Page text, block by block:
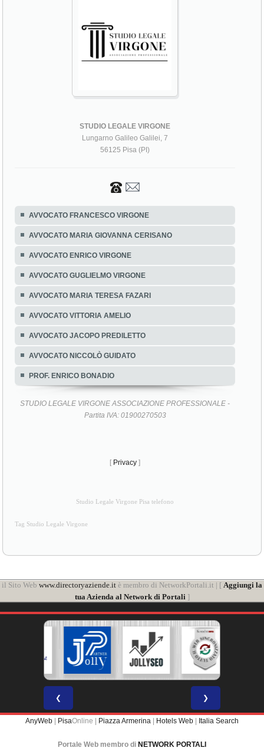
STUDIO LEGALE VIRGONE
Lungarno Galileo Galilei, 7
56125 Pisa (PI)
AVVOCATO FRANCESCO VIRGONE
AVVOCATO MARIA GIOVANNA CERISANO
AVVOCATO ENRICO VIRGONE
AVVOCATO GUGLIELMO VIRGONE
AVVOCATO MARIA TERESA FAZARI
AVVOCATO VITTORIA AMELIO
AVVOCATO JACOPO PREDILETTO
AVVOCATO NICCOLÒ GUIDATO
PROF. ENRICO BONADIO
STUDIO LEGALE VIRGONE ASSOCIAZIONE PROFESSIONALE -
Partita IVA: 01900270503
[ Privacy ]
Studio Legale Virgone Pisa telefono
Tag Studio Legale Virgone
il Sito Web www.directoryaziende.it è membro di NetworkPortali.it | [ Aggiungi la
tua Azienda al Network di Portali ]
❮ ❯
AnyWeb | PisaOnline | Piazza Armerina | Hotels Web | Italia Search
Portale Web membro di NETWORK PORTALI